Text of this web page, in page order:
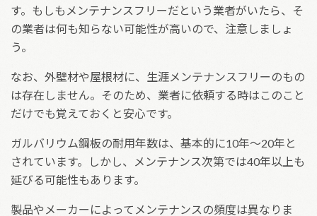
す。もしもメンテナンスフリーだという業者がいたら、そ
の業者は何も知らない可能性が高いので、注意しましょ
う。
なお、外壁材や屋根材に、生涯メンテナンスフリーのもの
は存在しません。そのため、業者に依頼する時はこのこと
だけでも覚えておくと安心です。
ガルバリウム鋼板の耐用年数は、基本的に10年～20年と
されています。しかし、メンテナンス次第では40年以上も
延びる可能性もあります。
製品やメーカーによってメンテナンスの頻度は異なりま